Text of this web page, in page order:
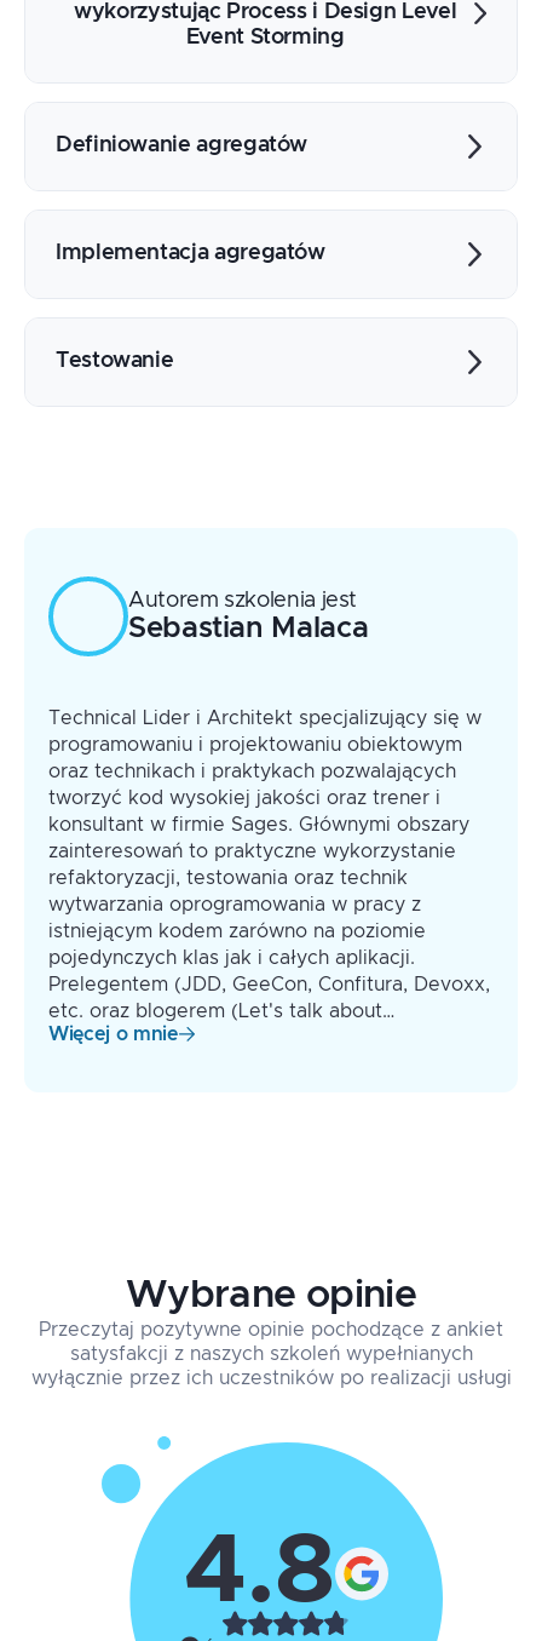
Value Object
Domain Service
wykorzystując Process i Design Level
Event Storming
Read model
Definiowanie agregatów
Domain Storytelling
Implementacja agregatów
Jak "przetłumaczyć" kartki na kod
Testowanie
Autorem szkolenia jest
Sebastian Malaca
Technical Lider i Architekt specjalizujący się w
programowaniu i projektowaniu obiektowym
oraz technikach i praktykach pozwalających
tworzyć kod wysokiej jakości oraz trener i
konsultant w firmie Sages. Głównymi obszary
zainteresowań to praktyczne wykorzystanie
refaktoryzacji, testowania oraz technik
wytwarzania oprogramowania w pracy z
istniejącym kodem zarówno na poziomie
pojedynczych klas jak i całych aplikacji.
Prelegentem (JDD, GeeCon, Confitura, Devoxx,
etc. oraz blogerem (Let's talk about…
Więcej o mnie
Wybrane opinie
Przeczytaj pozytywne opinie pochodzące z ankiet
satysfakcji z naszych szkoleń wypełnianych
wyłącznie przez ich uczestników po realizacji usługi
4.8